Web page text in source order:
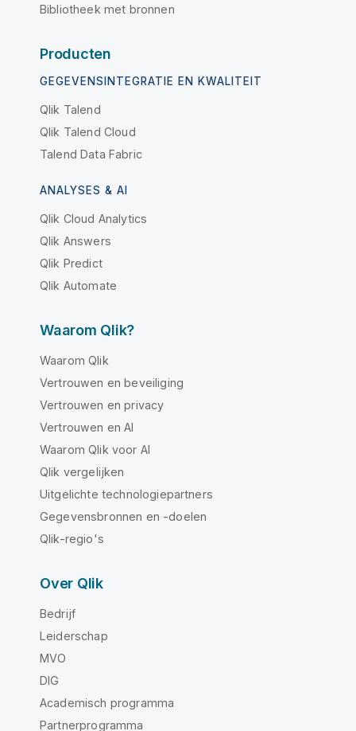
Bibliotheek met bronnen
Producten
GEGEVENSINTEGRATIE EN KWALITEIT
Qlik Talend
Qlik Talend Cloud
Talend Data Fabric
ANALYSES & AI
Qlik Cloud Analytics
Qlik Answers
Qlik Predict
Qlik Automate
Waarom Qlik?
Waarom Qlik
Vertrouwen en beveiliging
Vertrouwen en privacy
Vertrouwen en AI
Waarom Qlik voor AI
Qlik vergelijken
Uitgelichte technologiepartners
Gegevensbronnen en -doelen
Qlik-regio's
Over Qlik
Bedrijf
Leiderschap
MVO
DIG
Academisch programma
Partnerprogramma